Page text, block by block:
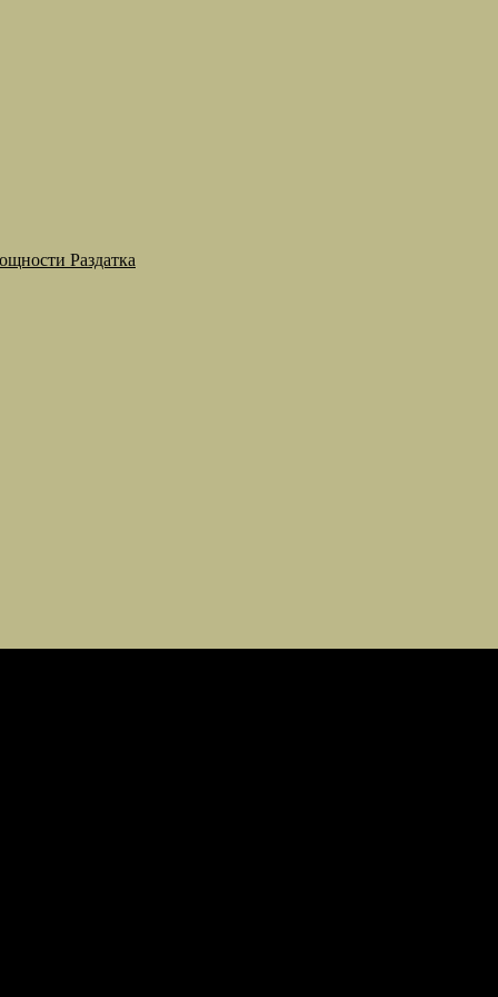
Раздатка